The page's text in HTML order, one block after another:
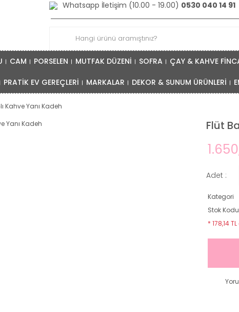
Whatsapp İletişim (10.00 - 19.00) 0530 040 14 91
CAM PORSELEN MUTFAK DÜZENİ SOFRA ÇAY & KAHVE
PRATİK EV GEREÇLERİ MARKALAR DEKOR & SUNUM ÜRÜNLERİ
Kahve Yanı Kadeh
Flüt
Adet :
Kategori
Stok Kodu
* 178,14